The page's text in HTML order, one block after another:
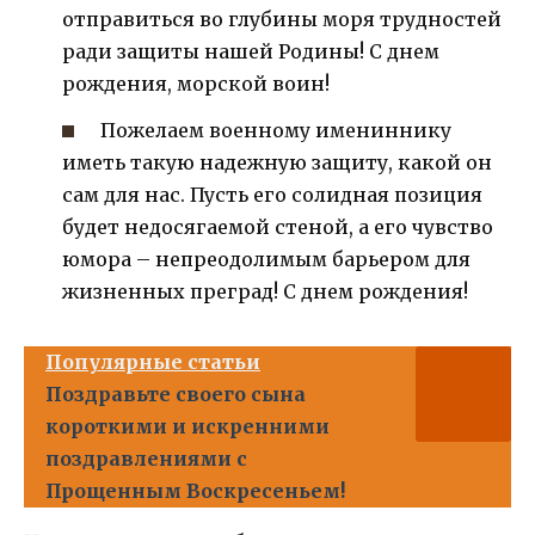
отправиться во глубины моря трудностей
ради защиты нашей Родины! С днем
рождения, морской воин!
Пожелаем военному имениннику
иметь такую надежную защиту, какой он
сам для нас. Пусть его солидная позиция
будет недосягаемой стеной, а его чувство
юмора – непреодолимым барьером для
жизненных преград! С днем рождения!
Популярные статьи
Поздравьте своего сына
короткими и искренними
поздравлениями с
Прощенным Воскресеньем!